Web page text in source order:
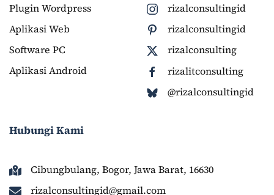
Plugin Wordpress
Aplikasi Web
Software PC
Aplikasi Android
rizalconsultingid
rizalconsultingid
rizalconsulting
rizalitconsulting
@rizalconsultingid
Hubungi Kami
Cibungbulang, Bogor, Jawa Barat, 16630
rizalconsultingid@gmail.com